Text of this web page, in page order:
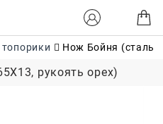
Нож Бойня (сталь
рукоять орех)